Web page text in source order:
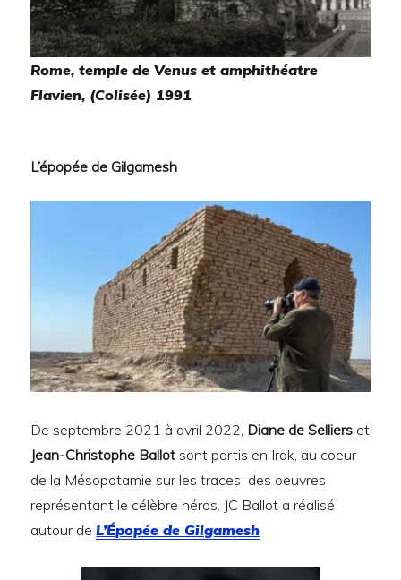
Rome, temple de Venus et amphithéatre
Flavien, (Colisée) 1991
L’épopée de Gilgamesh
De septembre 2021 à avril 2022, Diane de Selliers et
Jean-Christophe Ballot sont partis en Irak, au coeur
de la Mésopotamie sur les traces des oeuvres
représentant le célèbre héros. JC Ballot a réalisé
autour deL’Épopée de Gilgamesh